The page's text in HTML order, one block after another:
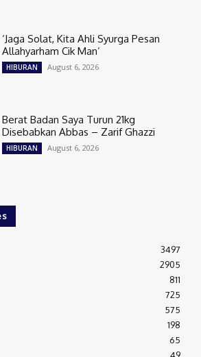
‘Jaga Solat, Kita Ahli Syurga Pesan
Allahyarham Cik Man’
HIBURAN August 6, 2026
Berat Badan Saya Turun 21kg
Disebabkan Abbas – Zarif Ghazzi
HIBURAN August 6, 2026
3497
2905
811
725
575
198
65